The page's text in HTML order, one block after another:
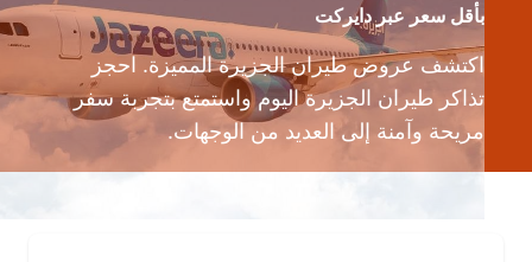
بأقل سعر عبر دايركت
اكتشف عروض طيران الجزيرة المميزة. احجز
تذاكر طيران الجزيرة اليوم واستمتع بتجربة سفر
مريحة وآمنة إلى العديد من الوجهات.